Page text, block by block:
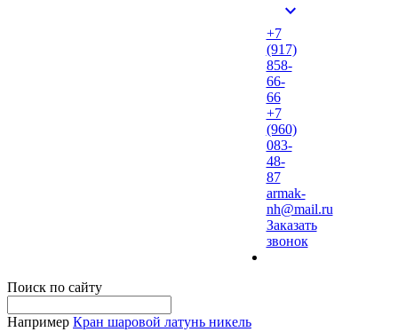
expand_more
+7
(917)
858-
66-
66
+7
(960)
083-
48-
87
armak-
nh@mail.ru
Заказать
звонок
Поиск по сайту
Например Кран шаровой латунь никель